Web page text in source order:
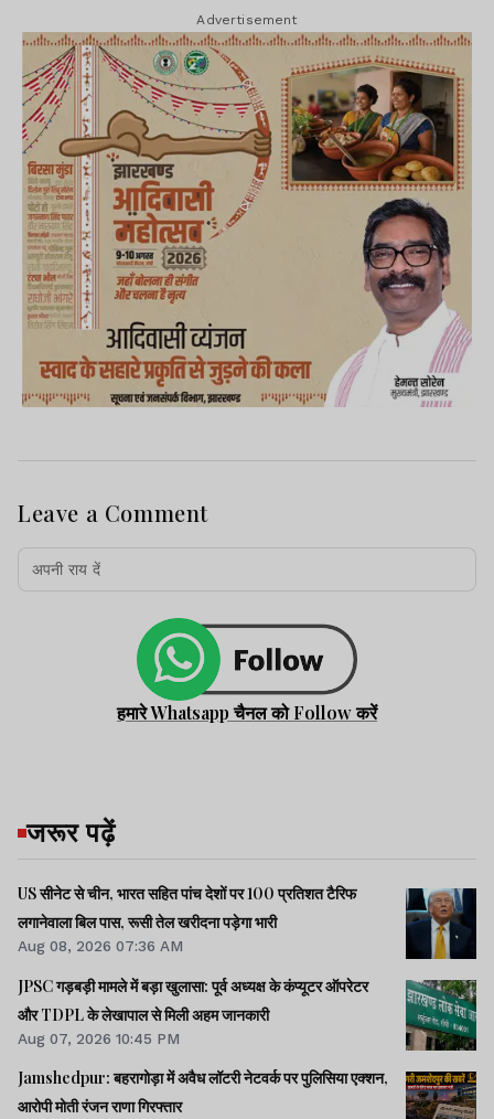
Advertisement
Leave a Comment
हमारे Whatsapp चैनल को Follow करें
जरूर पढ़ें
US सीनेट से चीन, भारत सहित पांच देशों पर 100 प्रतिशत टैरिफ
लगानेवाला बिल पास, रूसी तेल खरीदना पड़ेगा भारी
Aug 08, 2026 07:36 AM
JPSC गड़बड़ी मामले में बड़ा खुलासा: पूर्व अध्यक्ष के कंप्यूटर ऑपरेटर
और TDPL के लेखापाल से मिली अहम जानकारी
Aug 07, 2026 10:45 PM
Jamshedpur: बहरागोड़ा में अवैध लॉटरी नेटवर्क पर पुलिसिया एक्शन,
आरोपी मोती रंजन राणा गिरफ्तार